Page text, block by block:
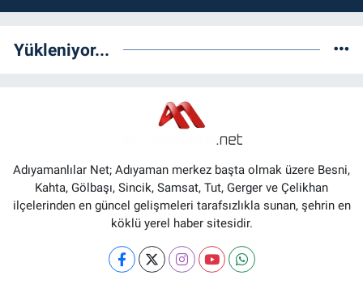
Yükleniyor...
Adıyamanlılar Net; Adıyaman merkez başta olmak üzere Besni,
Kahta, Gölbaşı, Sincik, Samsat, Tut, Gerger ve Çelikhan
ilçelerinden en güncel gelişmeleri tarafsızlıkla sunan, şehrin en
köklü yerel haber sitesidir.